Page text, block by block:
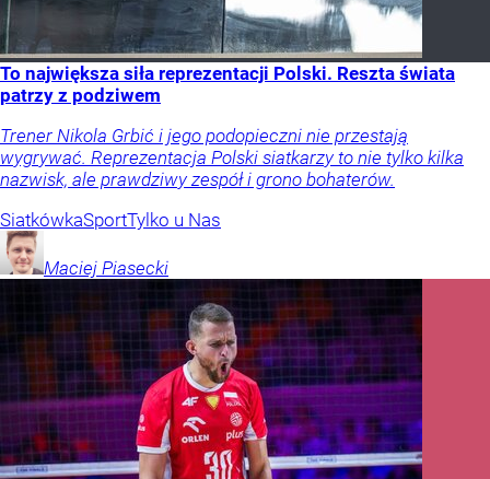
To największa siła reprezentacji Polski. Reszta świata
patrzy z podziwem
Trener Nikola Grbić i jego podopieczni nie przestają
wygrywać. Reprezentacja Polski siatkarzy to nie tylko kilka
nazwisk, ale prawdziwy zespół i grono bohaterów.
SiatkówkaSportTylko u Nas
Maciej Piasecki